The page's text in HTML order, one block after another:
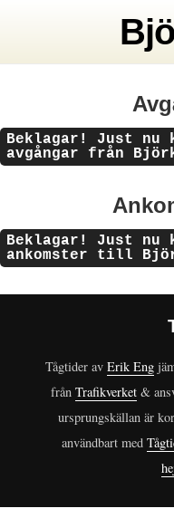
Beklagar! Just
avgångar från
Beklagar! Just
ankomster till
Tågtider av Erik Eng
från Trafikverket &
ursprungskällan är
användbart med